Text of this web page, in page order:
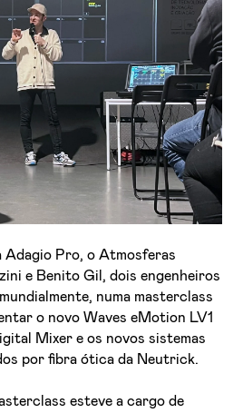
Adagio Pro, o Atmosferas
e Benito Gil, dois engenheiros
numa masterclass
o novo Waves eMotion LV1
Mixer e os novos sistemas
por fibra ótica da Neutrick.
esteve a cargo de